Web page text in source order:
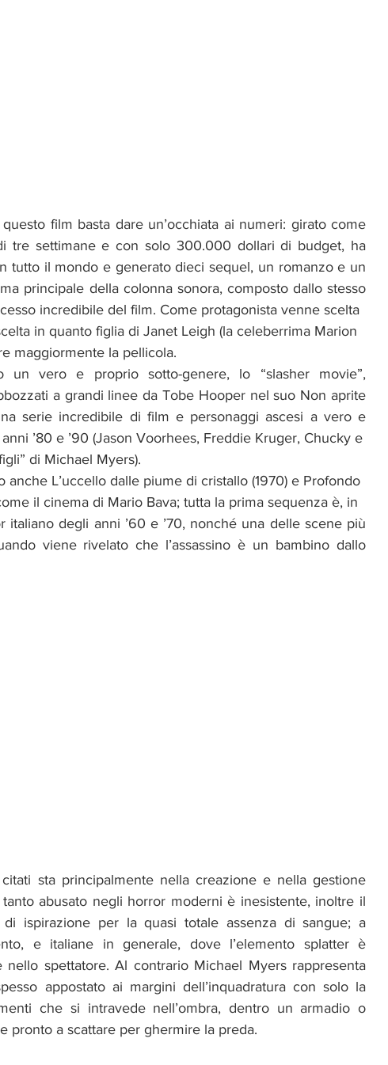
film basta dare un’occhiata ai numeri: girato come
tre settimane e con solo 300.000 dollari di budget, ha
tutto il mondo e generato dieci sequel, un romanzo e un
principale della colonna sonora, composto dallo stesso
incredibile del film. Come protagonista venne scelta
in quanto figlia di Janet Leigh (la celeberrima Marion
maggiormente la pellicola.
vero e proprio sotto-genere, lo “slasher movie”,
a grandi linee da Tobe Hooper nel suo Non aprite
serie incredibile di film e personaggi ascesi a vero e
’80 e ’90 (Jason Voorhees, Freddie Kruger, Chucky e
di Michael Myers).
L’uccello dalle piume di cristallo (1970) e Profondo
il cinema di Mario Bava; tutta la prima sequenza è, in
degli anni ’60 e ’70, nonché una delle scene più
viene rivelato che l’assassino è un bambino dallo
sta principalmente nella creazione e nella gestione
abusato negli horror moderni è inesistente, inoltre il
ispirazione per la quasi totale assenza di sangue; a
e italiane in generale, dove l’elemento splatter è
nello spettatore. Al contrario Michael Myers rappresenta
appostato ai margini dell’inquadratura con solo la
che si intravede nell’ombra, dentro un armadio o
pronto a scattare per ghermire la preda.